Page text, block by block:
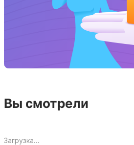
Вы смотрели
Загрузка...